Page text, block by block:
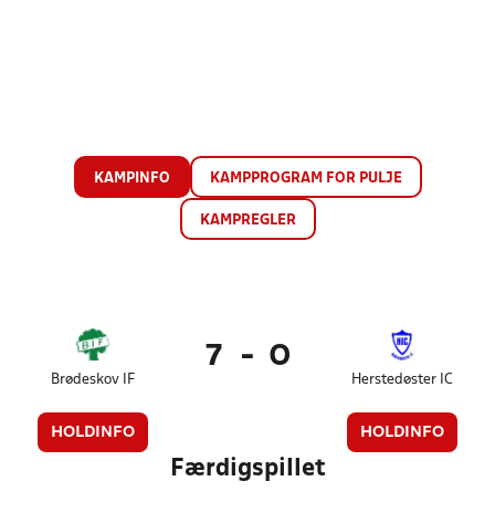
KAMPINFO KAMPPROGRAM FOR PULJE
KAMPREGLER
Brødeskov IF
HOLDINFO
7 - 0
Herstedøster IC
HOLDINFO
Færdigspillet